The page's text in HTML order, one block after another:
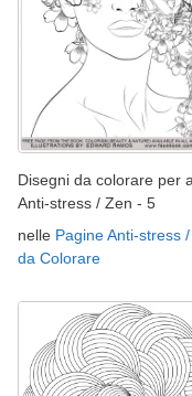
Disegni da colorare per
Anti-stress / Zen - 5
nelle Pagine Anti-stress
da Colorare